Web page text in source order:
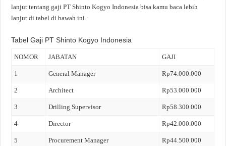
lanjut tentang gaji PT Shinto Kogyo Indonesia bisa kamu baca lebih
lanjut di tabel di bawah ini.
Tabel Gaji PT Shinto Kogyo Indonesia
NOMOR JABATAN GAJI
1 General Manager Rp74.000.000
2 Architect Rp53.000.000
3 Drilling Supervisor Rp58.300.000
4 Director Rp42.000.000
5 Procurement Manager Rp44.500.000